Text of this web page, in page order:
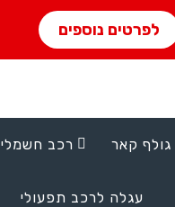
לפרטים נוספים
רכב חשמלי גולף קאר
עגלה לרכב תפעולי